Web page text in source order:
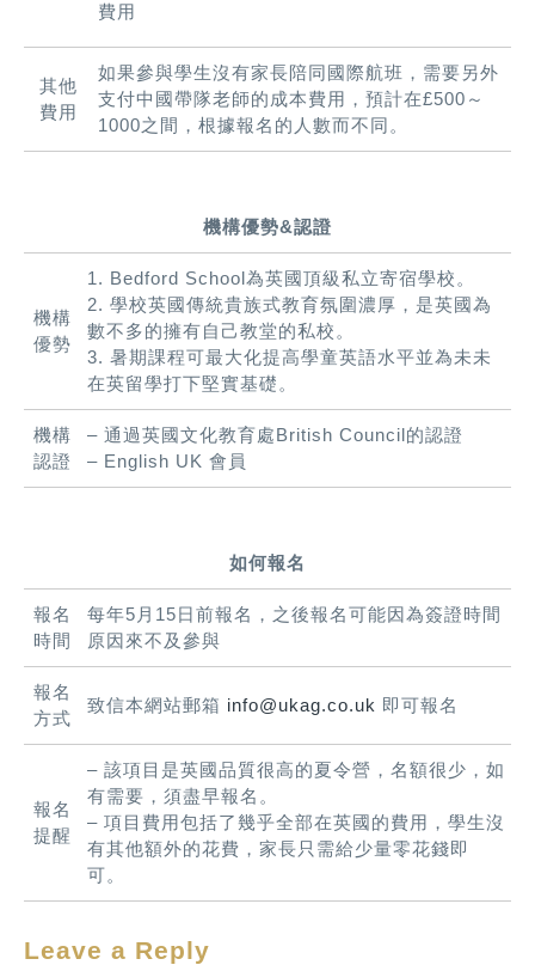
費用
其他
費用
如果參與學生沒有家長陪同國際航班，需要另外
支付中國帶隊老師的成本費用，預計在£500～
1000之間，根據報名的人數而不同。
機構優勢&認證
機構
優勢
1. Bedford School為英國頂級私立寄宿學校。
2. 學校英國傳統貴族式教育氛圍濃厚，是英國為
數不多的擁有自己教堂的私校。
3. 暑期課程可最大化提高學童英語水平並為未未
在英留學打下堅實基礎。
機構
認證
– 通過英國文化教育處British Council的認證
– English UK 會員
如何報名
報名
時間
每年5月15日前報名，之後報名可能因為簽證時間
原因來不及參與
報名
方式
致信本網站郵箱 info@ukag.co.uk 即可報名
報名
提醒
– 該項目是英國品質很高的夏令營，名額很少，如
有需要，須盡早報名。
– 項目費用包括了幾乎全部在英國的費用，學生沒
有其他額外的花費，家長只需給少量零花錢即
可。
Leave a Reply